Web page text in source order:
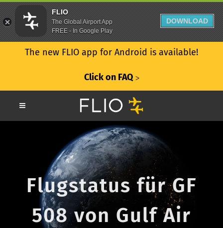
The new FLIO app for Android is available!
Click on FAQ ᐳ
Flugstatus für GF
508 von Gulf Air
FLIO
The Global Airport App
FREE - In Google Play
DOWNLOAD